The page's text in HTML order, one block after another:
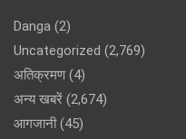
Danga (2)
Uncategorized (2,769)
अतिक्रमण(4)
अन्य खबरें (2,674)
आगजानी(45)